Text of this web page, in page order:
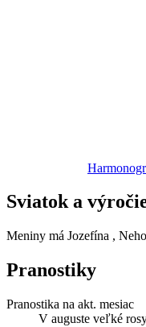
Sviatok a
Meniny má Jozefína ,
Pranostiky
Pranostika na akt. mesiac
V auguste veľké